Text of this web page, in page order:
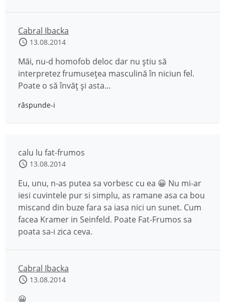
Cabral Ibacka
13.08.2014
Măi, nu-d homofob deloc dar nu știu să
interpretez frumusețea masculină în niciun fel.
Poate o să învăț și asta…
răspunde-i
calu lu fat-frumos
13.08.2014
Eu, unu, n-as putea sa vorbesc cu ea 😀 Nu mi-ar
iesi cuvintele pur si simplu, as ramane asa ca bou
miscand din buze fara sa iasa nici un sunet. Cum
facea Kramer in Seinfeld. Poate Fat-Frumos sa
poata sa-i zica ceva.
Cabral Ibacka
13.08.2014
😀